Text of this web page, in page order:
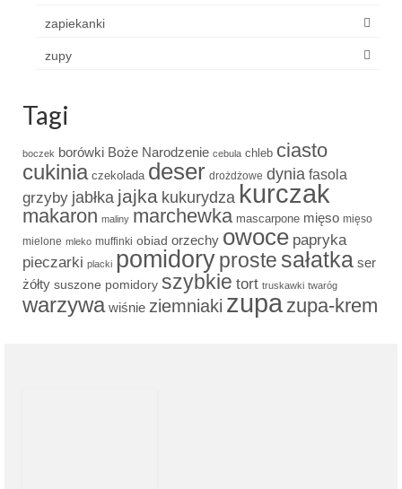
zapiekanki
zupy
Tagi
boczek borówki Boże Narodzenie cebula chleb ciasto
cukinia czekolada deser drożdżowe dynia fasola
grzyby jabłka jajka kukurydza kurczak
makaron maliny marchewka mascarpone mięso mięso
mielone mleko muffinki obiad orzechy owoce papryka
pieczarki placki pomidoryproste sałatka ser
żółty suszone pomidory szybkie tort truskawki twaróg
warzywa wiśnie ziemniaki zupa zupa-krem